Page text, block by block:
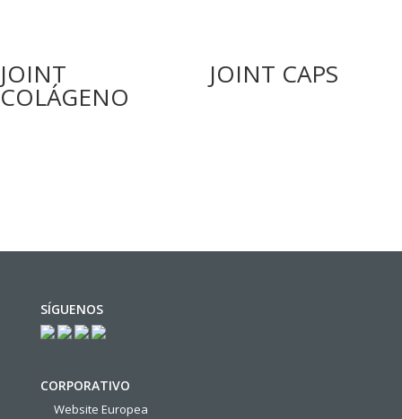
JOINT
COLÁGENO
JOINT CAPS
SÍGUENOS
CORPORATIVO
Website Europea